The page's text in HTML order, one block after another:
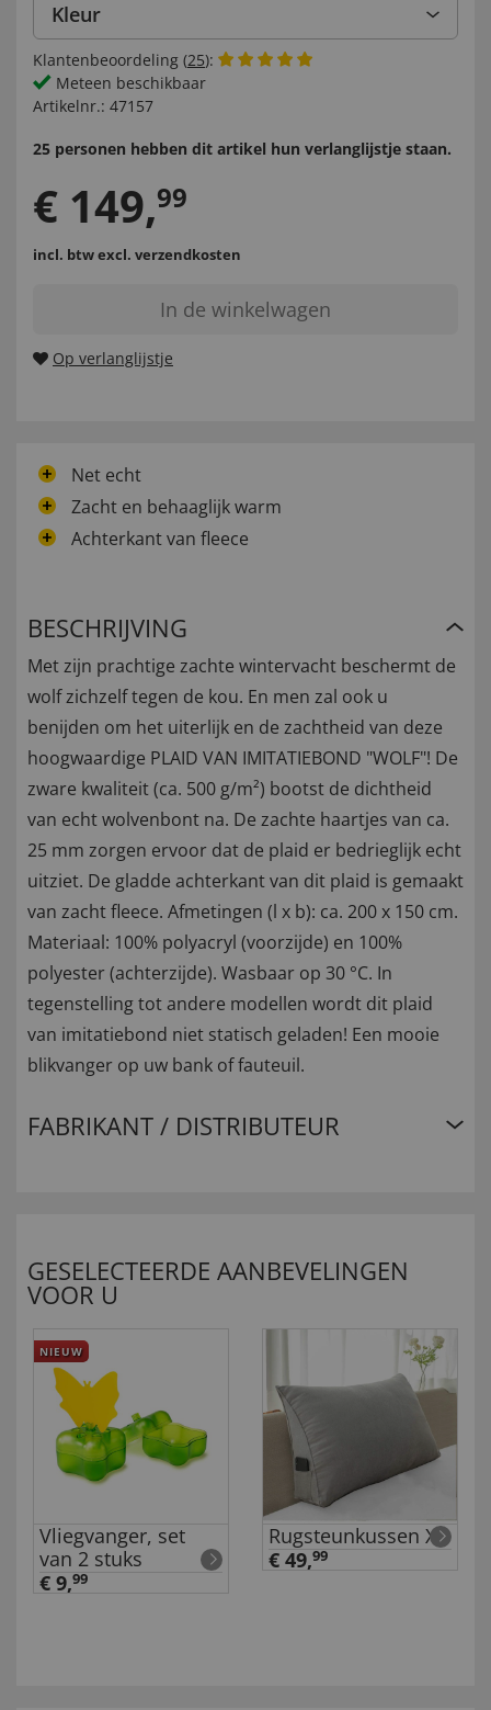
Kleur
Klantenbeoordeling (25):
Meteen beschikbaar
Artikelnr.: 47157
25 personen hebben dit artikel hun verlanglijstje staan.
€ 149,99
incl. btwexcl. verzendkosten
In de winkelwagen
Op verlanglijstje
Net echt
Zacht en behaaglijk warm
Achterkant van fleece
BESCHRIJVING
Met zijn prachtige zachte wintervacht beschermt de
wolf zichzelf tegen de kou. En men zal ook u
benijden om het uiterlijk en de zachtheid van deze
hoogwaardige PLAID VAN IMITATIEBOND "WOLF"! De
zware kwaliteit (ca. 500 g/m²) bootst de dichtheid
van echt wolvenbont na. De zachte haartjes van ca.
25 mm zorgen ervoor dat de plaid er bedrieglijk echt
uitziet. De gladde achterkant van dit plaid is gemaakt
van zacht fleece. Afmetingen (l x b): ca. 200 x 150 cm.
Materiaal: 100% polyacryl (voorzijde) en 100%
polyester (achterzijde). Wasbaar op 30 °C. In
tegenstelling tot andere modellen wordt dit plaid
van imitatiebond niet statisch geladen! Een mooie
blikvanger op uw bank of fauteuil.
FABRIKANT / DISTRIBUTEUR
GESELECTEERDE AANBEVELINGEN
VOOR U
NIEUW
Vliegvanger, set
van 2 stuks
€ 9,99
Rugsteunkussen XL
€ 49,99